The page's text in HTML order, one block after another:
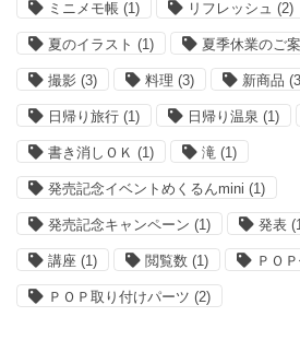
ミニメモ帳 (1) リフレッシュ (2)
夏のイラスト (1) 夏季休業のご
撮影 (3) 料理 (3) 新商品
日帰り旅行 (1) 日帰り温泉 (1)
書き消しＯＫ (1) 滝 (1)
発売記念イベントめくるんmini (1)
発売記念キャンペーン (1) 発表
講座 (1) 閲覧数 (1) ＰＯ
ＰＯＰ取り付けパーツ (2)